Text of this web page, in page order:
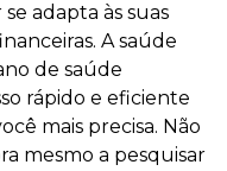
adapta às suas
A saúde
de saúde
rápido e eficiente
mais precisa. Não
mesmo a pesquisar